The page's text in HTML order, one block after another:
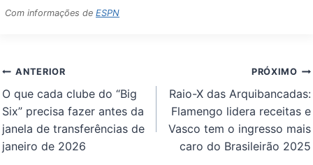
Com informações deESPN
Navegação
de
Post
ANTERIOR
O que cada clube do “Big
Six” precisa fazer antes da
janela de transferências de
janeiro de 2026
PRÓXIMO
Raio-X das Arquibancadas:
Flamengo lidera receitas e
Vasco tem o ingresso mais
caro do Brasileirão 2025